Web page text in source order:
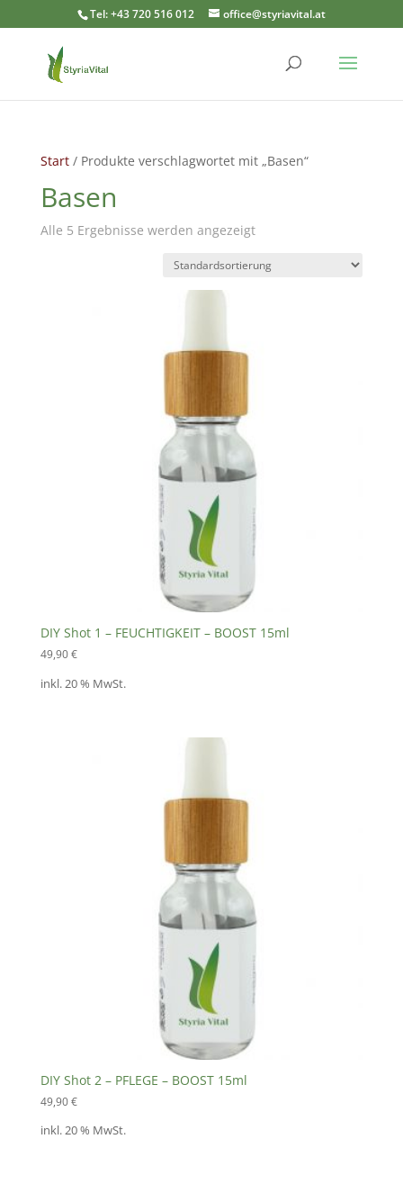
Tel: +43 720 516 012 office@styriavital.at
Start/ Produkte verschlagwortet mit „Basen“
Basen
Alle 5 Ergebnisse werden angezeigt
DIY Shot 1 – FEUCHTIGKEIT – BOOST 15ml
49,90€
inkl. 20 % MwSt.
DIY Shot 2 – PFLEGE – BOOST 15ml
49,90€
inkl. 20 % MwSt.